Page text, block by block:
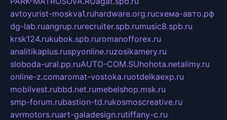
avtoyurist-moskva1.ruhardware.org.ruсхема-авто.рф
dg-lab.ruangrup.rurecruiter.spb.rumusic8.spb.ru
krsk124.rukubok.spb.ruromanofforex.ru
analitikaplus.ruspyonline.ruzosikamery.ru
sloboda-ural.pp.ruAUTO-COM.SUhohota.netalimy.ru
online-z.comaromat-vostoka.ruotdelkaexp.ru
mobilvest.rubbd.net.rumebelshop.msk.ru
smp-forum.rubastion-td.rukosmoscreative.ru
avrmotors.ruart-galadesign.rutiffany-c.ru